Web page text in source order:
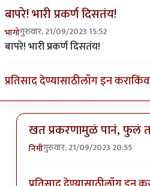
बापरे! भारी प्रकर्ण दिसतंय!
भागोगुरुवार, 21/09/2023 15:52
बापरे! भारी प्रकर्ण दिसतंय!
प्रतिसाद देण्यासाठीलॉग इन करा
खत प्रकरणामुळं पानं, फुलं
निमीगुरुवार, 21/09/2023 20:55